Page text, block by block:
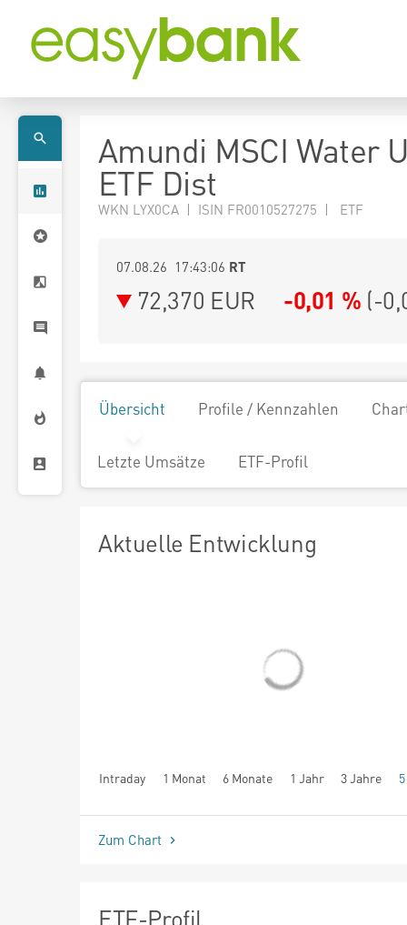
Amundi MSCI Water
ETF Dist
WKN LYX0CA | ISIN FR0010527275 | ETF
07.08.26 17:43:06 RT
72,370 EUR -0,01 % (-
Übersicht Profile / Kennzahlen
Letzte Umsätze ETF-Profil
Aktuelle Entwicklung
Intraday 1 Monat 6 Monate 1 Jahr 3 Jahre
seit Beginn
Zum Chart
ETF-Profil